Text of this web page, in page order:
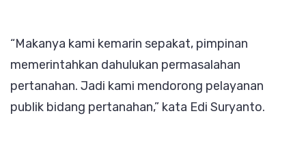
“Makanya kami kemarin sepakat, pimpinan
memerintahkan dahulukan permasalahan
pertanahan. Jadi kami mendorong pelayanan
publik bidang pertanahan,” kata Edi Suryanto.